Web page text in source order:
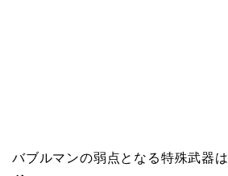
バブルマンの弱点となる特殊武器は